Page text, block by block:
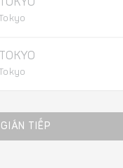
TOKYO
TOKYO
TIẾP